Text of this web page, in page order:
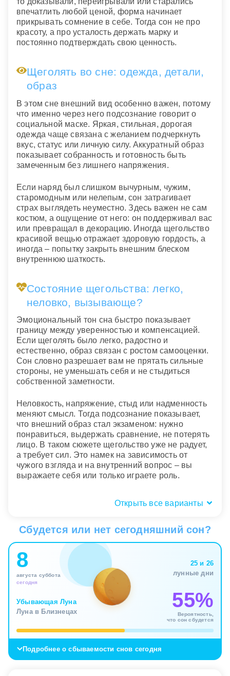
впечатлить любой ценой, форма начинает
прикрывать сомнение в себе. Тогда сон не про
красоту, а про усталость держать марку и
постоянно подтверждать свою ценность.
Щеголять во сне: одежда, детали,
образ
В этом сне внешний вид особенно важен, потому
что именно через него подсознание говорит о
социальной маске. Яркая, стильная, дорогая
одежда чаще связана с желанием подчеркнуть
вкус, статус или личную силу. Аккуратный образ
показывает собранность и готовность быть
замеченным без лишнего напряжения.
Если наряд был слишком вычурным, чужим,
старомодным или нелепым, сон затрагивает
страх выглядеть неуместно. Здесь важен не сам
костюм, а ощущение от него: он поддерживал вас
или превращал в декорацию. Иногда щегольство
красивой вещью отражает здоровую гордость, а
иногда – попытку закрыть внешним блеском
внутреннюю шаткость.
Состояние щегольства: легко,
неловко, вызывающе?
Эмоциональный тон сна быстро показывает
границу между уверенностью и компенсацией.
Если щеголять было легко, радостно и
естественно, образ связан с ростом самооценки.
Сон словно разрешает вам не прятать сильные
стороны, не уменьшать себя и не стыдиться
собственной заметности.
Неловкость, напряжение, стыд или надменность
меняют смысл. Тогда подсознание показывает,
что внешний образ стал экзаменом: нужно
понравиться, выдержать сравнение, не потерять
лицо. В таком сюжете щегольство уже не радует,
а требует сил. Это намек на зависимость от
чужого взгляда и на внутренний вопрос – вы
выражаете себя или только играете роль.
Открыть все варианты
работе
Место сна подсказывает, в какой сфере
обострена тема признания. Если вы щеголяли на
празднике, улице или перед толпой, речь о
социальном поле, где особенно важны
впечатление и видимость. Сон может касаться
публичности, новых знакомств, конкурентной
среды или желания занять более заметное место
Щеголять на работе – уже про статус, достижения
и страх не соответствовать собственному образу.
Перед зеркалом сон уходит в разговор с собой:
Сбудется или нет сегодняшний сон?
8
августа суббота
сегодня
Убывающая Луна
Луна в Близнецах
25 и 26
лунные дни
55%
Вероятность,
что сон сбудется
Подробнее о сбываемости снов сегодня